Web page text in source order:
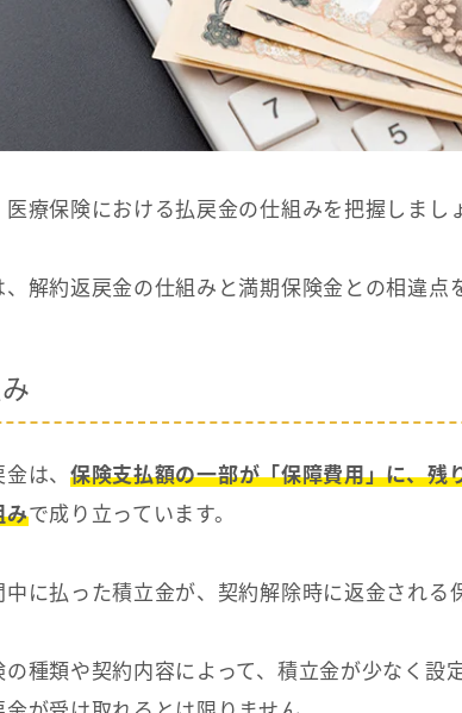
医療保険における払戻金の仕組みを把握しまし
、解約返戻金の仕組みと満期保険金との相違点
は、 保険支払額の一部が「保障費用」に、残
みで成り立っています。
中に払った積立金が、契約解除時に返金される
の種類や契約内容によって、積立金が少なく設